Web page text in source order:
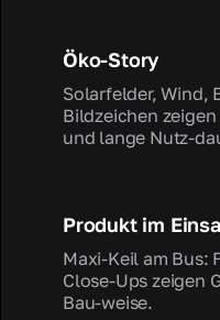
Öko-Story
Solarfelder, Wind,
Bildzeichen
und lange Nutz-
Produkt im
Maxi-Keil am Bus:
Close-Ups zeigen
Bau-weise.